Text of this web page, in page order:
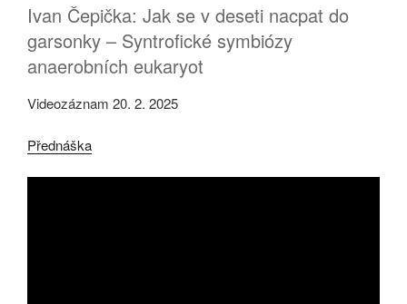
Ivan Čepička: Jak se v deseti nacpat do
garsonky – Syntrofické symbiózy
anaerobních eukaryot
Videozáznam 20. 2. 2025
Přednáška